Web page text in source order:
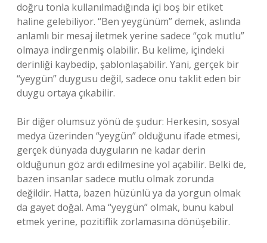
doğru tonla kullanılmadığında içi boş bir etiket
haline gelebiliyor. “Ben yeygünüm” demek, aslında
anlamlı bir mesaj iletmek yerine sadece “çok mutlu”
olmaya indirgenmiş olabilir. Bu kelime, içindeki
derinliği kaybedip, şablonlaşabilir. Yani, gerçek bir
“yeygün” duygusu değil, sadece onu taklit eden bir
duygu ortaya çıkabilir.
Bir diğer olumsuz yönü de şudur: Herkesin, sosyal
medya üzerinden “yeygün” olduğunu ifade etmesi,
gerçek dünyada duyguların ne kadar derin
olduğunun göz ardı edilmesine yol açabilir. Belki de,
bazen insanlar sadece mutlu olmak zorunda
değildir. Hatta, bazen hüzünlü ya da yorgun olmak
da gayet doğal. Ama “yeygün” olmak, bunu kabul
etmek yerine, pozitiflik zorlamasına dönüşebilir.